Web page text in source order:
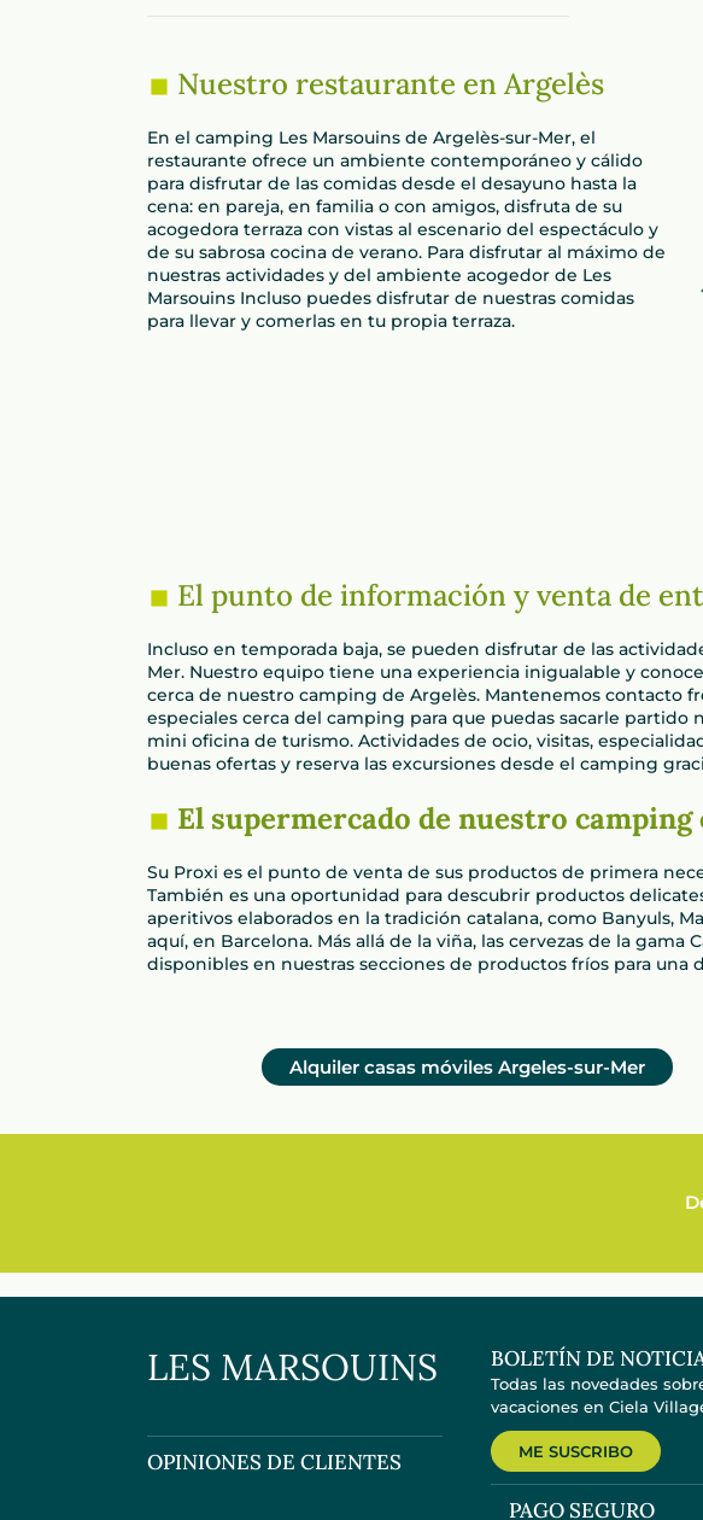
Nuestro restaurante en Argelès
En el camping Les Marsouins de Argelès-sur-Mer, el
restaurante ofrece un ambiente contemporáneo y cálido
para disfrutar de las comidas desde el desayuno hasta la
cena: en pareja, en familia o con amigos, disfruta de su
acogedora terraza con vistas al escenario del espectáculo y
de su sabrosa cocina de verano. Para disfrutar al máximo de
nuestras actividades y del ambiente acogedor de Les
Marsouins Incluso puedes disfrutar de nuestras comidas
para llevar y comerlas en tu propia terraza.
El punto de información y venta de
Incluso en temporada baja, se pueden disfrutar de las
Mer. Nuestro equipo tiene una experiencia inigualable y
cerca de nuestro camping de Argelès. Mantenemos contacto
especiales cerca del camping para que puedas sacarle
mini oficina de turismo. Actividades de ocio, visitas,
buenas ofertas y reserva las excursiones desde el camping
El supermercado de nuestro camping
Su Proxi es el punto de venta de sus productos de primera
También es una oportunidad para descubrir productos
aperitivos elaborados en la tradición catalana, como Banyuls,
aquí, en Barcelona. Más allá de la viña, las cervezas de la
disponibles en nuestras secciones de productos fríos para una
Alquiler casas móviles Argeles-sur-Mer
LES MARSOUINS
OPINIONES DE CLIENTES
BOLETÍN DE
Todas las novedades
vacaciones en Ciela
ME SUSCRIBO
PAGO SEGURO